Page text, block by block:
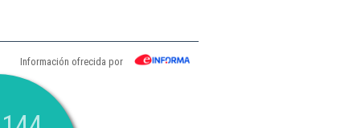
Información ofrecida por